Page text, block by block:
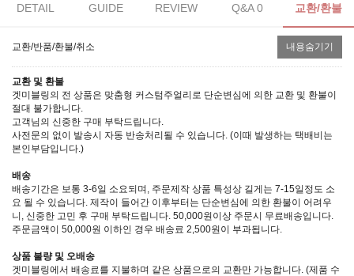
DETAIL GUIDE REVIEW Q&A 0 교환/환불
교환/반품/환불/취소 내용숨기기
교환 및 환불
겟미블링의 전 상품은 맞춤형 커스텀주얼리로 단순변심에 의한 교환 및 환불이
절대 불가합니다.
고객님의 신중한 구매 부탁드립니다.
사전문의 없이 발송시 자동 반송처리될 수 있습니다. (이때 발생하는 택배비는
본인부담입니다.)
배송
배송기간은 보통 3-6일 소요되며, 주문제작 상품 특성상 길게는 7-15일정도 소
요 될 수 있습니다. 제작이 들어간 이후부터는 단순변심에 의한 환불이 어려우
니, 신중한 고민 후 구매 부탁드립니다. 50,000원이상 주문시 무료배송입니다.
주문금액이 50,000원 이하인 경우 배송료 2,500원이 부과됩니다.
상품 불량 및 오배송
겟미블링에서 배송료를 지불하며 같은 상품으로의 교환만 가능합니다. (제품 수